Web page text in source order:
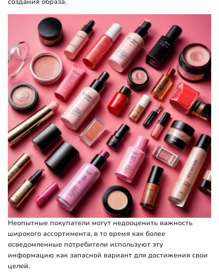
Неопытные покупатели могут недооценить важность
широкого ассортимента, в то время как более
осведомленные потребители используют эту
информацию как запасной вариант для достижения свои
целей.